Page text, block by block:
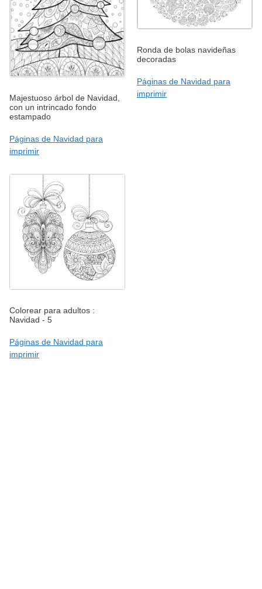
Majestuoso árbol de Navidad,
con un intrincado fondo
estampado
Páginas de Navidad para
imprimir
Ronda de bolas navideñas
decoradas
Páginas de Navidad para
imprimir
Colorear para adultos :
Navidad - 5
Páginas de Navidad para
imprimir